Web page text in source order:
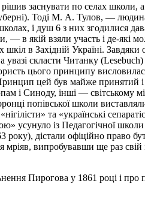
заснувати по селах школи,
Тоді М. А. Тулов, —
і душ 6 з них згодилися
в якій взяли участь і де-які
в Західній Україні. Завдяки
увазі скласти Читанку
цього принципу
цей був майже принятий і
і Синоду, інші — світському
попівської школи
та «українські
усунуло із Педагогічної школи
року), дістали офіційно право
мріяв, випробувавши ще раз
Пирогова у 1861 році і про